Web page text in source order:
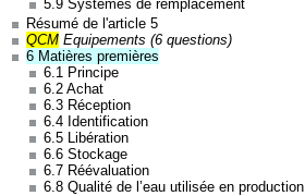
5.9 Systèmes de remplacement
Résumé de l'article 5
QCM Equipements (6 questions)
6 Matières premières
6.1 Principe
6.2 Achat
6.3 Réception
6.4 Identification
6.5 Libération
6.6 Stockage
6.7 Réévaluation
6.8 Qualité de l’eau utilisée en production